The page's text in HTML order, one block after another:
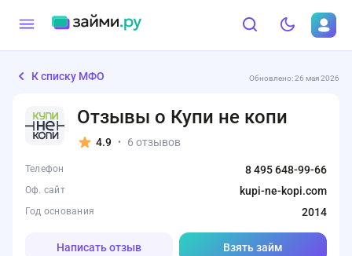
К списку МФО Обновлено: 26 мая 2026
Отзывы о Купи не копи
4.9 • 6 отзывов
Телефон 8 495 648-99-66
Оф. сайт kupi-ne-kopi.com
Год основания 2014
Написать отзыв Взять займ